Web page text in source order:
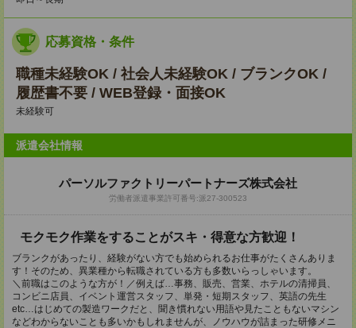
応募資格・条件
職種未経験OK / 社会人未経験OK / ブランクOK /
履歴書不要 / WEB登録・面接OK
未経験可
派遣会社情報
パーソルファクトリーパートナーズ株式会社
労働者派遣事業許可番号:派27-300523
モクモク作業をすることがスキ・得意な方歓迎！
ブランクがあったり、経験がない方でも始められるお仕事がたくさんありま
す！そのため、異業種から転職されている方も多数いらっしゃいます。
＼前職はこのような方が！／例えば…事務、販売、営業、ホテルの清掃員、
コンビニ店員、イベント運営スタッフ、単発・短期スタッフ、英語の先生
etc…はじめての製造ワークだと、聞き慣れない用語や見たこともないマシン
などわからないことも多いかもしれませんが、ノウハウが詰まった研修メニ